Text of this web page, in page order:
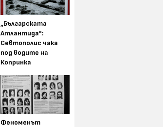
„Българската
Атлантида":
Севтополис чака
под водите на
Копринка
Феноменът